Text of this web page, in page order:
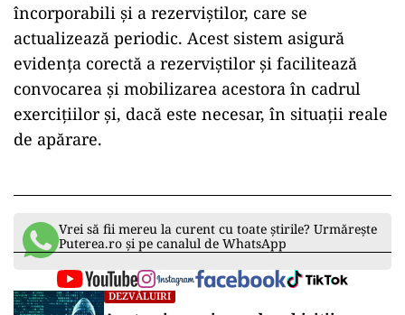
încorporabili și a rezerviștilor, care se
actualizează periodic. Acest sistem asigură
evidența corectă a rezerviștilor și facilitează
convocarea și mobilizarea acestora în cadrul
exercițiilor și, dacă este necesar, în situații reale
de apărare.
Vrei să fii mereu la curent cu toate știrile? Urmărește
Puterea.ro și pe canalul de WhatsApp
DEZVĂLUIRI